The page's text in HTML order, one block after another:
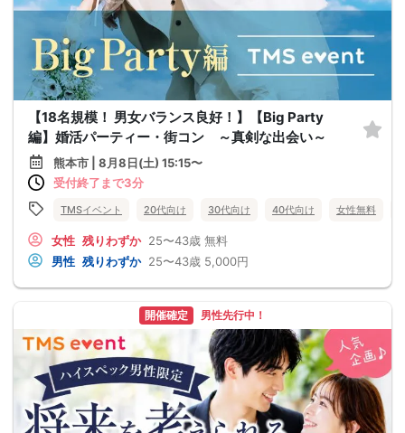
【18名規模！ 男女バランス良好！】【Big Party
編】婚活パーティー・街コン ～真剣な出会い～
熊本市 | 8月8日(土) 15:15〜
受付終了まで3分
TMSイベント 20代向け 30代向け 40代向け 女性無料
女性 残りわずか 25〜43歳 無料
男性 残りわずか 25〜43歳 5,000円
開催確定 男性先行中！